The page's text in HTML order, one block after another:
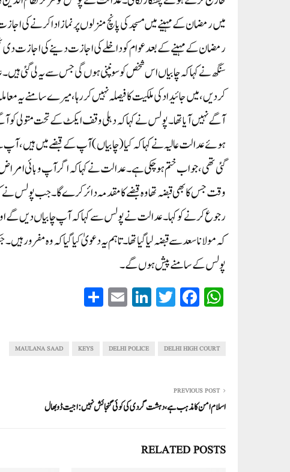
رمضان کے مہینے کے بعد عوام کو داخلے کی اجازت دینے کی اجازت
سنگھ نے کہا کہ چابیاں اس شخص کو سونپنی ہوں گی جس سے یہ لی گئی
کر دیں، میں جائیداد کی ملکیت کا فیصلہ نہیں کر رہا، میرے سامنے
آگے نہیں آیا تھا۔ پولس نے کہا کہ دہلی وقف ایکٹ کے تحت متولی
ہوئے عدالت عالیہ نے کہا کہ کیا (چابیاں) آپ کے قبضے میں
گئی تھی، جو اب ختم ہو چکی ہے۔ عدالت نے کہا کہ اگر آپ وبائی
وقت جس کا بھی قبضہ تھا وہ قبضے کا مقدمہ دائر کرے گا۔ جب پولس نے
رجوع کرنے کو کہا۔ عدالت نے پولس سے کہا کہ آپ چابیاں دیں گے
کہ مولانا سعد سے قبضہ لیا گیا تھا۔ تاہم یہ دعویٰ کیا گیا کہ وہ مفرور
پولس کے سامنے پیش ہوں گے۔
W
ha
A
Fa
ce
ok
T
wi
Li
nk
In
E
m
DELHI HIGH COURT
DELHI POLICE
KEYS
MAULANA SAAD
PREVIOUS POST
اسلام امن کا مذہب ہے،دہشت گردی کی کوئی گنجائش نہیں:اجیت ڈوبھال
RELATED POSTS